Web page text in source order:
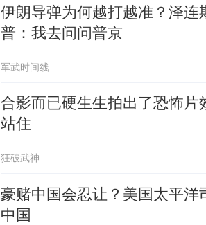
伊朗导弹为何越打越准？泽
普：我去问问普京
军武时间线
合影而已硬生生拍出了恐怖
站住
狂破武神
豪赌中国会忍让？美国太平
中国